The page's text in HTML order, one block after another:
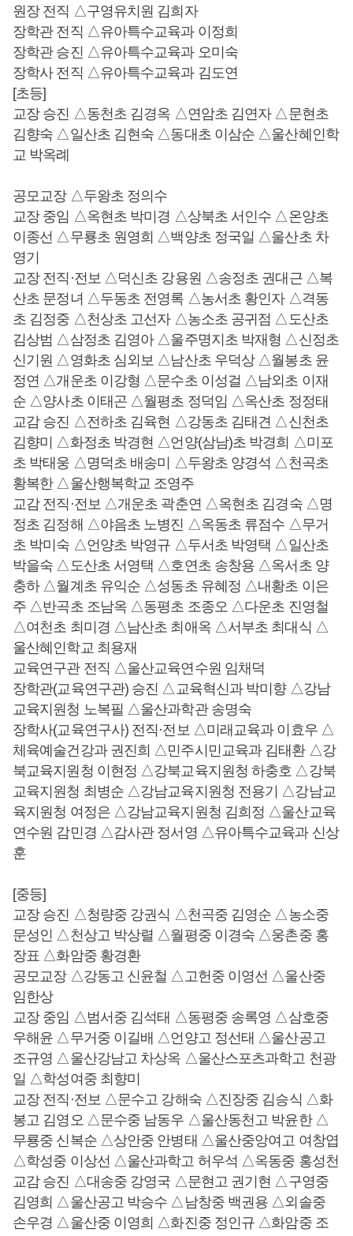
원장 전직 △구영유치원 김희자
장학관 전직 △유아특수교육과 이정희
장학관 승진 △유아특수교육과 오미숙
장학사 전직 △유아특수교육과 김도연
[초등]
교장 승진 △동천초 김경옥 △연암초 김연자 △문현초
김향숙 △일산초 김현숙 △동대초 이삼순 △울산혜인학
교 박옥례
공모교장 △두왕초 정의수
교장 중임 △옥현초 박미경 △상북초 서인수 △온양초
이종선 △무룡초 원영희 △백양초 정국일 △울산초 차
영기
교장 전직·전보 △덕신초 강용원 △송정초 권대근 △복
산초 문정녀 △두동초 전영록 △농서초 황인자 △격동
초 김정중 △천상초 고선자 △농소초 공귀점 △도산초
김상범 △삼정초 김영아 △울주명지초 박재형 △신정초
신기원 △영화초 심외보 △남산초 우덕상 △월봉초 윤
정연 △개운초 이강형 △문수초 이성걸 △남외초 이재
순 △양사초 이태곤 △월평초 정덕임 △옥산초 정정태
교감 승진 △전하초 김육현 △강동초 김태견 △신천초
김향미 △화정초 박경현 △언양(삼남)초 박경희 △미포
초 박태웅 △명덕초 배송미 △두왕초 양경석 △천곡초
황복한 △울산행복학교 조영주
교감 전직·전보 △개운초 곽춘연 △옥현초 김경숙 △명
정초 김정해 △야음초 노병진 △옥동초 류점수 △무거
초 박미숙 △언양초 박영규 △두서초 박영택 △일산초
박을숙 △도산초 서영택 △호연초 송창용 △옥서초 양
충하 △월계초 유익순 △성동초 유혜정 △내황초 이은
주 △반곡초 조남옥 △동평초 조종오 △다운초 진영철
△여천초 최미경 △남산초 최애옥 △서부초 최대식 △
울산혜인학교 최용재
교육연구관 전직 △울산교육연수원 임채덕
장학관(교육연구관) 승진 △교육혁신과 박미향 △강남
교육지원청 노복필 △울산과학관 송명숙
장학사(교육연구사) 전직·전보 △미래교육과 이효우 △
체육예술건강과 권진희 △민주시민교육과 김태환 △강
북교육지원청 이현정 △강북교육지원청 하충호 △강북
교육지원청 최병순 △강남교육지원청 전용기 △강남교
육지원청 여정은 △강남교육지원청 김희정 △울산교육
연수원 감민경 △감사관 정서영 △유아특수교육과 신상
훈
[중등]
교장 승진 △청량중 강권식 △천곡중 김영순 △농소중
문성인 △천상고 박상렬 △월평중 이경숙 △웅촌중 홍
장표 △화암중 황경환
공모교장 △강동고 신윤철 △고헌중 이영선 △울산중
임한상
교장 중임 △범서중 김석태 △동평중 송록영 △삼호중
우해윤 △무거중 이길배 △언양고 정선태 △울산공고
조규영 △울산강남고 차상옥 △울산스포츠과학고 천광
일 △학성여중 최향미
교장 전직·전보 △문수고 강해숙 △진장중 김승식 △화
봉고 김영오 △문수중 남동우 △울산동천고 박윤한 △
무룡중 신복순 △상안중 안병태 △울산중앙여고 여창엽
△학성중 이상선 △울산과학고 허우석 △옥동중 홍성천
교감 승진 △대송중 강영국 △문현고 권기현 △구영중
김영희 △울산공고 박승수 △남창중 백권용 △외솔중
손우경 △울산중 이영희 △화진중 정인규 △화암중 조